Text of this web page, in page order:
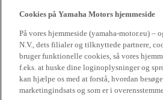
Cookies på Yamaha Motors hjemmeside
På vores hjemmeside (yamaha-motor.eu)
N.V., dets filialer og tilknyttede partnere,
bruger funktionelle cookies, så vores
f.eks. at huske dine loginoplysninger og
kan hjælpe os med at forstå, hvordan
marketingindsats og som er i